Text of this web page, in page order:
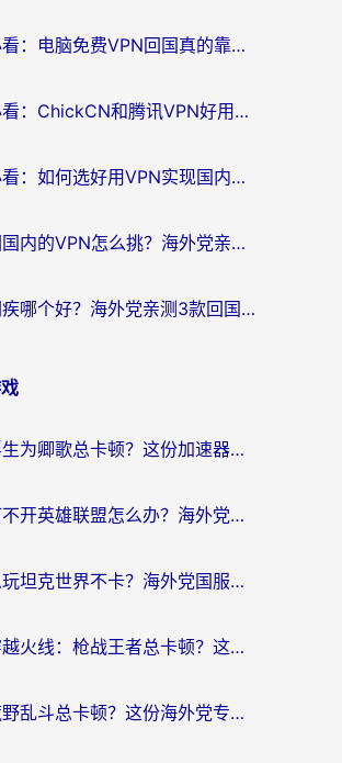
海外党必看：电脑免费VPN回国真的靠谱吗？附实测对比与最优方案指南
海外党必看：ChickCN和腾讯VPN好用吗？3招选对回国加速器，告别地区限制
海外党必看：如何选好用VPN实现国内资源无缝访问？从越南到全球都适用
从法国回国内的VPN怎么挑？海外党亲测：稳定、多端、安全才是关键
斧牛和闪疾哪个好？海外党亲测3款回国加速器，教你选到不踩坑的那一款
国外玩浮生为卿歌总卡顿？这份加速器选择指南帮你找回丝滑体验
在缅甸打不开英雄联盟怎么办？海外党亲测有效的国服游戏加速指南
澳洲怎么玩坦克世界不卡？海外党国服游戏加速终极指南（附逆战奇妙碰碰车解决方案）
国外打穿越火线：枪战王者总卡顿？这篇加速器推荐下载指南帮你解决延迟难题
国外玩荒野乱斗总卡顿？这份海外党专属的国服游戏加速攻略请收好